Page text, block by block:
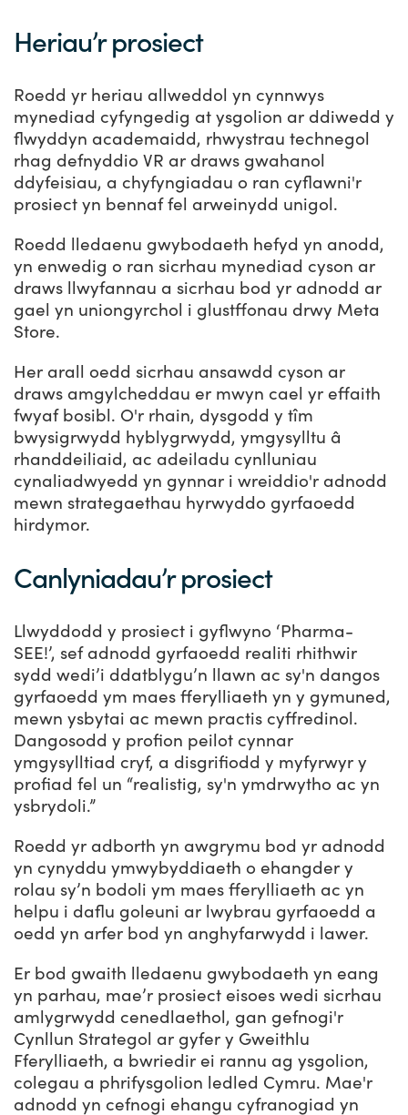
Heriau’r prosiect
Roedd yr heriau allweddol yn cynnwys
mynediad cyfyngedig at ysgolion ar ddiwedd y
flwyddyn academaidd, rhwystrau technegol
rhag defnyddio VR ar draws gwahanol
ddyfeisiau, a chyfyngiadau o ran cyflawni'r
prosiect yn bennaf fel arweinydd unigol.
Roedd lledaenu gwybodaeth hefyd yn anodd,
yn enwedig o ran sicrhau mynediad cyson ar
draws llwyfannau a sicrhau bod yr adnodd ar
gael yn uniongyrchol i glustffonau drwy Meta
Store.
Her arall oedd sicrhau ansawdd cyson ar
draws amgylcheddau er mwyn cael yr effaith
fwyaf bosibl. O'r rhain, dysgodd y tîm
bwysigrwydd hyblygrwydd, ymgysylltu â
rhanddeiliaid, ac adeiladu cynlluniau
cynaliadwyedd yn gynnar i wreiddio'r adnodd
mewn strategaethau hyrwyddo gyrfaoedd
hirdymor.
Canlyniadau’r prosiect
Llwyddodd y prosiect i gyflwyno ‘Pharma-
SEE!’, sef adnodd gyrfaoedd realiti rhithwir
sydd wedi’i ddatblygu’n llawn ac sy'n dangos
gyrfaoedd ym maes fferylliaeth yn y gymuned,
mewn ysbytai ac mewn practis cyffredinol.
Dangosodd y profion peilot cynnar
ymgysylltiad cryf, a disgrifiodd y myfyrwyr y
profiad fel un “realistig, sy'n ymdrwytho ac yn
ysbrydoli.”
Roedd yr adborth yn awgrymu bod yr adnodd
yn cynyddu ymwybyddiaeth o ehangder y
rolau sy’n bodoli ym maes fferylliaeth ac yn
helpu i daflu goleuni ar lwybrau gyrfaoedd a
oedd yn arfer bod yn anghyfarwydd i lawer.
Er bod gwaith lledaenu gwybodaeth yn eang
yn parhau, mae’r prosiect eisoes wedi sicrhau
amlygrwydd cenedlaethol, gan gefnogi'r
Cynllun Strategol ar gyfer y Gweithlu
Fferylliaeth, a bwriedir ei rannu ag ysgolion,
colegau a phrifysgolion ledled Cymru. Mae'r
adnodd yn cefnogi ehangu cyfranogiad yn